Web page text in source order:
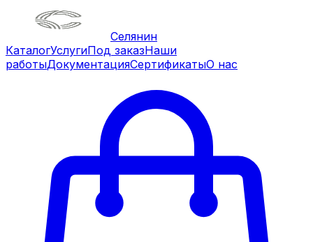
Селянин
КаталогУслугиПод заказНаши
работыДокументацияСертификатыО нас